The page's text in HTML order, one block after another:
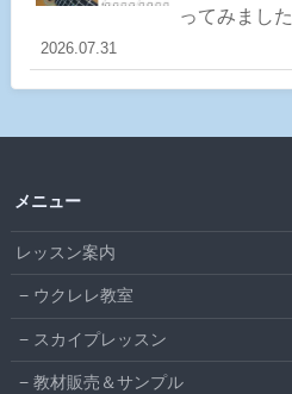
ってみました
2026.07.31
メニュー
レッスン案内
ウクレレ教室
スカイプレッスン
教材販売＆サンプル